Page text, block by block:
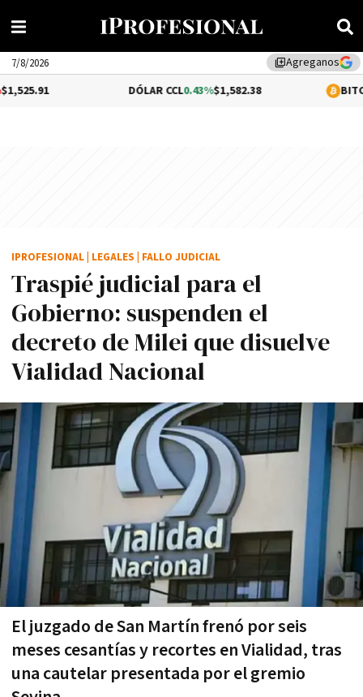
library_addAgreganos
7/8/2026
0.43%$1,582.38 1.4%
Traspié judicial para el
Gobierno: suspenden el
decreto de Milei que disuelve
Vialidad Nacional
El juzgado de San Martín frenó por seis
meses cesantías y recortes en Vialidad, tras
una cautelar presentada por el gremio
IPROFESIONAL LEGALES FALLO JUDICIAL